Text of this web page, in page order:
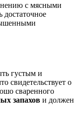
с мясными
достаточное
густым и
свидетельствует о
сваренного
запахов и должен